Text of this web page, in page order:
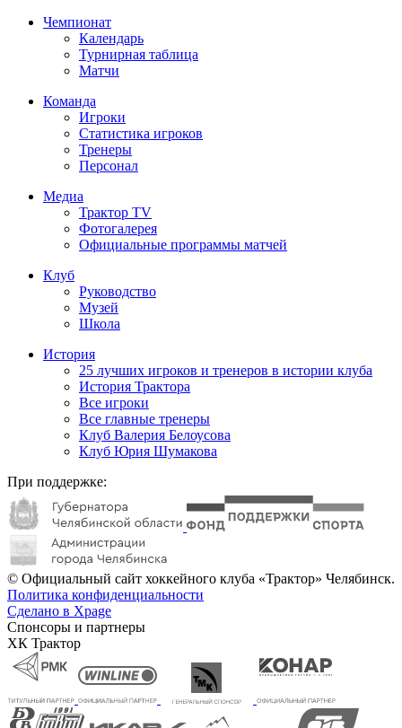
Чемпионат
Календарь
Турнирная таблица
Матчи
Команда
Игроки
Статистика игроков
Тренеры
Персонал
Медиа
Трактор TV
Фотогалерея
Официальные программы матчей
Клуб
Руководство
Музей
Школа
История
25 лучших игроков и тренеров в истории клуба
История Трактора
Все игроки
Все главные тренеры
Клуб Валерия Белоусова
Клуб Юрия Шумакова
При поддержке:
© Официальный сайт хоккейного клуба «Трактор» Челябинск.
Политика конфиденциальности
Сделано в Xpage
Спонсоры и партнеры
ХК Трактор